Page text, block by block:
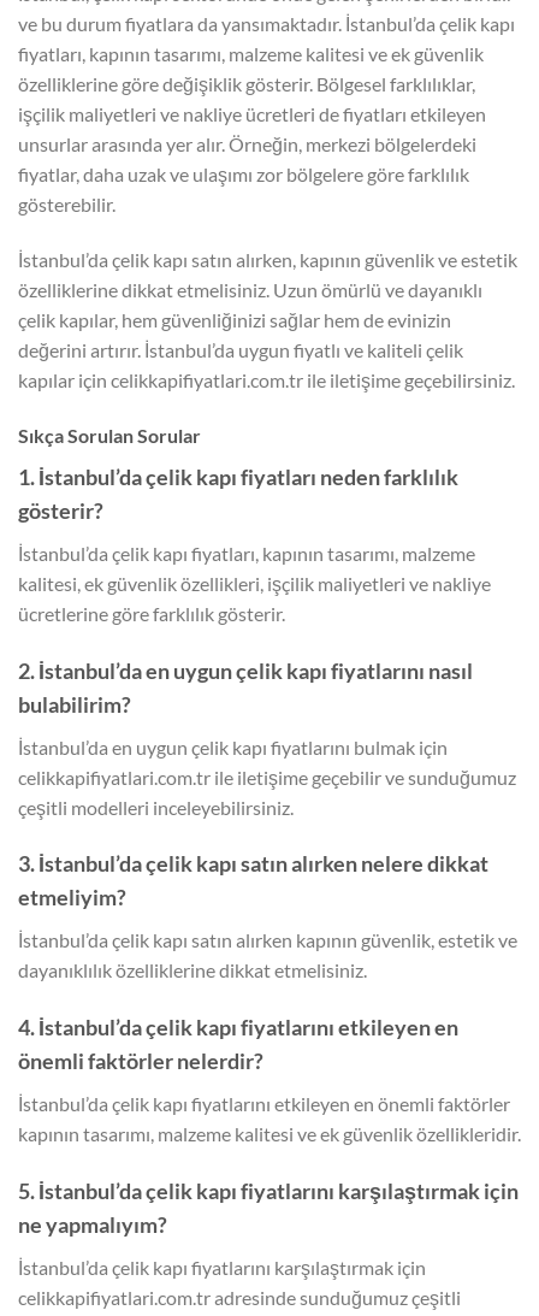
ve bu durum fiyatlara da yansımaktadır. İstanbul’da çelik kapı
fiyatları, kapının tasarımı, malzeme kalitesi ve ek güvenlik
özelliklerine göre değişiklik gösterir. Bölgesel farklılıklar,
işçilik maliyetleri ve nakliye ücretleri de fiyatları etkileyen
unsurlar arasında yer alır. Örneğin, merkezi bölgelerdeki
fiyatlar, daha uzak ve ulaşımı zor bölgelere göre farklılık
gösterebilir.
İstanbul’da çelik kapı satın alırken, kapının güvenlik ve estetik
özelliklerine dikkat etmelisiniz. Uzun ömürlü ve dayanıklı
çelik kapılar, hem güvenliğinizi sağlar hem de evinizin
değerini artırır. İstanbul’da uygun fiyatlı ve kaliteli çelik
kapılar için celikkapifiyatlari.com.tr ile iletişime geçebilirsiniz.
Sıkça Sorulan Sorular
1. İstanbul’da çelik kapı fiyatları neden farklılık
gösterir?
İstanbul’da çelik kapı fiyatları, kapının tasarımı, malzeme
kalitesi, ek güvenlik özellikleri, işçilik maliyetleri ve nakliye
ücretlerine göre farklılık gösterir.
2. İstanbul’da en uygun çelik kapı fiyatlarını nasıl
bulabilirim?
İstanbul’da en uygun çelik kapı fiyatlarını bulmak için
celikkapifiyatlari.com.tr ile iletişime geçebilir ve sunduğumuz
çeşitli modelleri inceleyebilirsiniz.
3. İstanbul’da çelik kapı satın alırken nelere dikkat
etmeliyim?
İstanbul’da çelik kapı satın alırken kapının güvenlik, estetik ve
dayanıklılık özelliklerine dikkat etmelisiniz.
4. İstanbul’da çelik kapı fiyatlarını etkileyen en
önemli faktörler nelerdir?
İstanbul’da çelik kapı fiyatlarını etkileyen en önemli faktörler
kapının tasarımı, malzeme kalitesi ve ek güvenlik özellikleridir.
5. İstanbul’da çelik kapı fiyatlarını karşılaştırmak için
ne yapmalıyım?
İstanbul’da çelik kapı fiyatlarını karşılaştırmak için
celikkapifiyatlari.com.tr adresinde sunduğumuz çeşitli